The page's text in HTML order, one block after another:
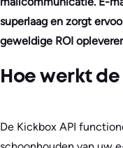
superlaag en zorgt
geweldige ROI
Hoe werkt
De Kickbox API